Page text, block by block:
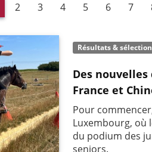
2 3 4 5 6 7
Résultats &
Des
France et
Pour
Luxembourg, où
du podium des
seniors.